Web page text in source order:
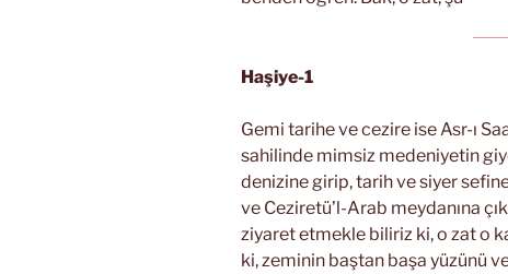
Haşiye-1
Gemi tarihe ve cezire ise Asr-ı
sahilinde mimsiz medeniyetin
denizine girip, tarih ve siyer
ve Ceziretü’l-Arab meydanına
ziyaret etmekle biliriz ki, o zat o
ki, zeminin baştan başa yüzünü